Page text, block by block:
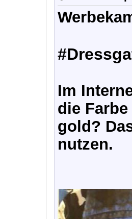
Im
die
gold?
nutzen.